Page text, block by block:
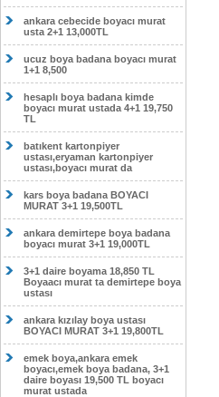
ankara cebecide boyacı murat
usta 2+1 13,000TL
ucuz boya badana boyacı murat
1+1 8,500
hesaplı boya badana kimde
boyacı murat ustada 4+1 19,750
TL
batıkent kartonpiyer
ustası,eryaman kartonpiyer
ustası,boyacı murat da
kars boya badana BOYACI
MURAT 3+1 19,500TL
ankara demirtepe boya badana
boyacı murat 3+1 19,000TL
3+1 daire boyama 18,850 TL
Boyaacı murat ta demirtepe boya
ustası
ankara kızılay boya ustası
BOYACI MURAT 3+1 19,800TL
emek boya,ankara emek
boyacı,emek boya badana, 3+1
daire boyası 19,500 TL boyacı
murat ustada